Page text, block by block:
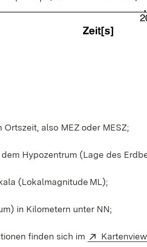
also MEZ oder MESZ;
Hypozentrum (Lage des
(Lokalmagnitude ML);
in Kilometern unter NN;
finden sich im